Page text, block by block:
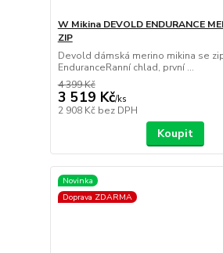
W Mikina DEVOLD ENDURANCE
ZIP
Devold dámská merino mikina se
EnduranceRanní chlad, první ...
4 399 Kč
3 519 Kč/ks
2 908 Kč bez DPH
Koupit
Novinka
Doprava ZDARMA